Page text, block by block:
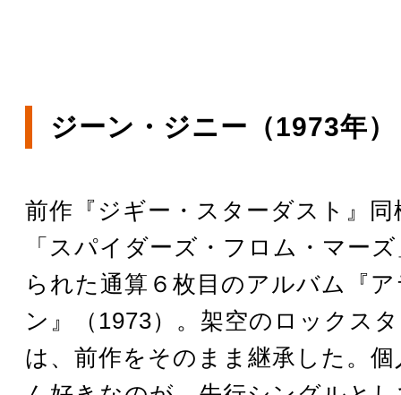
ジーン・ジニー（1973年）
前作『ジギー・スターダスト』
「スパイダーズ・フロム・マー
られた通算６枚目のアルバム『
ン』（1973）。架空のロックス
は、前作をそのまま継承した。